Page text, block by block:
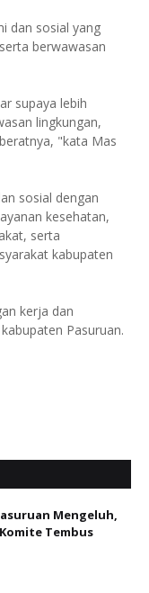
dan sosial yang
berwawasan
supaya lebih
lingkungan,
"kata Mas
sosial dengan
kesehatan,
serta
kabupaten
kerja dan
Pasuruan.
Mengeluh,
Tembus